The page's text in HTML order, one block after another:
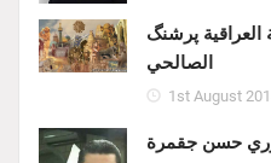
العراقية پرشنگ
الصالحي
1st August
حسن جقمرة